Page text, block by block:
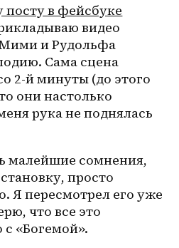
в фейсбуке
видео
и Рудольфа
Сама сцена
2-й минуты (до этого
они настолько
рука не поднялась
малейшие сомнения,
просто
Я пересмотрел его уже
что все это
«Богемой».